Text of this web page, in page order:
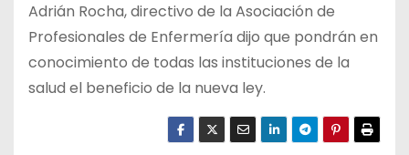
Adrián Rocha, directivo de la Asociación de
Profesionales de Enfermería dijo que pondrán en
conocimiento de todas las instituciones de la
salud el beneficio de la nueva ley.